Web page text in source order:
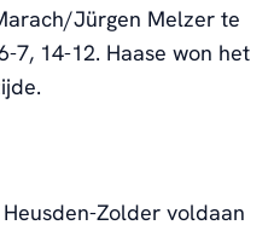
Jürgen Melzer te
7, 14-12. Haase won het
Zolder voldaan